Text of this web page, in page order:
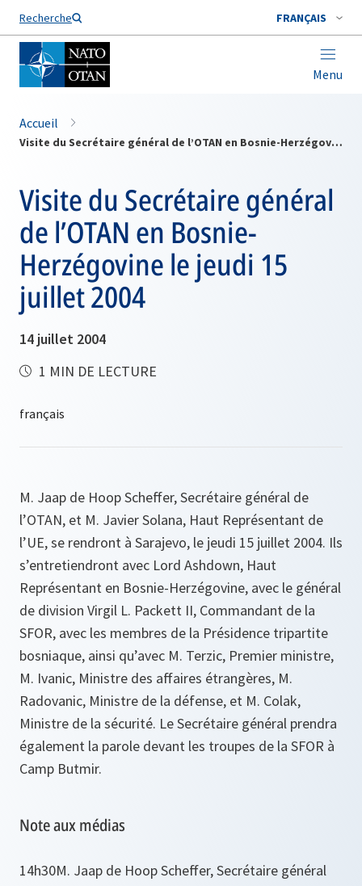
Recherche FRANÇAIS
Menu
Nom de famille*
Accueil
Visite du Secrétaire général de l’OTAN en Bosnie-Herzégovine le jeudi 15 juillet 2004
Visite du Secrétaire général
de l’OTAN en Bosnie-
Herzégovine le jeudi 15
juillet 2004
14 juillet 2004
1 MIN DE LECTURE
M. Jaap de Hoop Scheffer, Secrétaire général de
l’OTAN, et M. Javier Solana, Haut Représentant de
l’UE, se rendront à Sarajevo, le jeudi 15 juillet 2004. Ils
s’entretiendront avec Lord Ashdown, Haut
Représentant en Bosnie-Herzégovine, avec le général
de division Virgil L. Packett II, Commandant de la
SFOR, avec les membres de la Présidence tripartite
bosniaque, ainsi qu’avec M. Terzic, Premier ministre,
M. Ivanic, Ministre des affaires étrangères, M.
Radovanic, Ministre de la défense, et M. Colak,
Ministre de la sécurité. Le Secrétaire général prendra
également la parole devant les troupes de la SFOR à
Camp Butmir.
Note aux médias
14h30M. Jaap de Hoop Scheffer, Secrétaire général